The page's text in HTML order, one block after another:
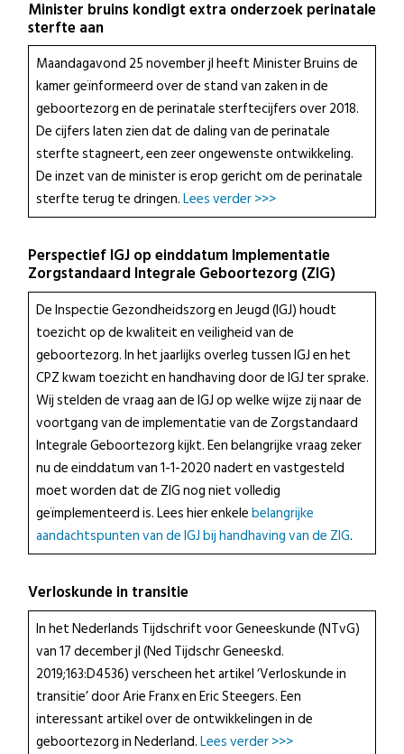
Minister bruins kondigt extra onderzoek perinatale
sterfte aan
Maandagavond 25 november jl heeft Minister Bruins de
kamer geïnformeerd over de stand van zaken in de
geboortezorg en de perinatale sterftecijfers over 2018.
De cijfers laten zien dat de daling van de perinatale
sterfte stagneert, een zeer ongewenste ontwikkeling.
De inzet van de minister is erop gericht om de perinatale
sterfte terug te dringen.Lees verder >>>
Perspectief IGJ op einddatum Implementatie
Zorgstandaard Integrale Geboortezorg (ZIG)
De Inspectie Gezondheidszorg en Jeugd (IGJ) houdt
toezicht op de kwaliteit en veiligheid van de
geboortezorg. In het jaarlijks overleg tussen IGJ en het
CPZ kwam toezicht en handhaving door de IGJ ter sprake.
Wij stelden de vraag aan de IGJ op welke wijze zij naar de
voortgang van de implementatie van de Zorgstandaard
Integrale Geboortezorg kijkt. Een belangrijke vraag zeker
nu de einddatum van 1-1-2020 nadert en vastgesteld
moet worden dat de ZIG nog niet volledig
geïmplementeerd is. Lees hier enkelebelangrijke
aandachtspunten van de IGJ bij handhaving van de ZIG.
Verloskunde in transitie
In het Nederlands Tijdschrift voor Geneeskunde (NTvG)
van 17 december jl (Ned Tijdschr Geneeskd.
2019;163:D4536) verscheen het artikel ‘Verloskunde in
transitie’ door Arie Franx en Eric Steegers. Een
interessant artikel over de ontwikkelingen in de
geboortezorg in Nederland.Lees verder >>>